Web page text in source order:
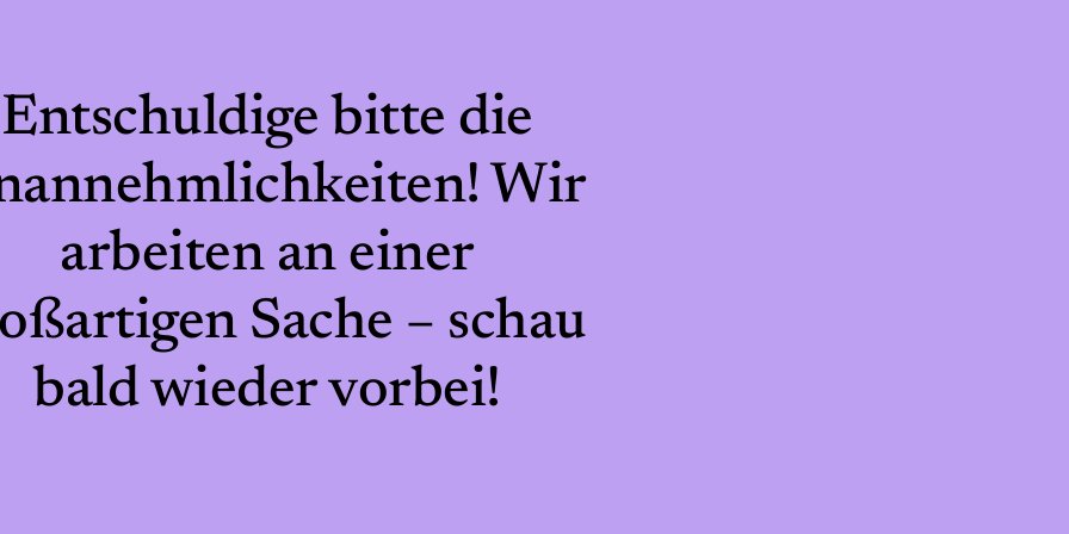
Entschuldige bitte die
Wir
arbeiten an einer
Sache – schau
bald wieder vorbei!